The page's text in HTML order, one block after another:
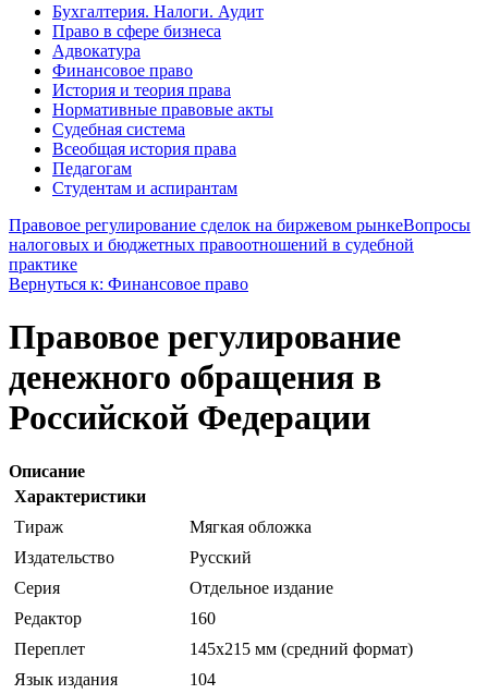
Бухгалтерия. Налоги. Аудит
Право в сфере бизнеса
Адвокатура
Финансовое право
История и теория права
Нормативные правовые акты
Судебная система
Всеобщая история права
Педагогам
Студентам и аспирантам
Правовое регулирование сделок на биржевом рынкеВопросы
налоговых и бюджетных правоотношений в судебной
практике
Вернуться к: Финансовое право
Правовое регулирование
денежного обращения в
Российской Федерации
Описание
Характеристики
Тираж
Мягкая обложка
Издательство
Русский
Серия
Отдельное издание
Редактор
160
Переплет
145х215 мм (средний формат)
Язык издания
104